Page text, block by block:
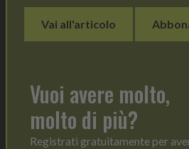
Vai all'articolo
Vuoi avere molto,
molto di più?
Registrati gratuitamente per